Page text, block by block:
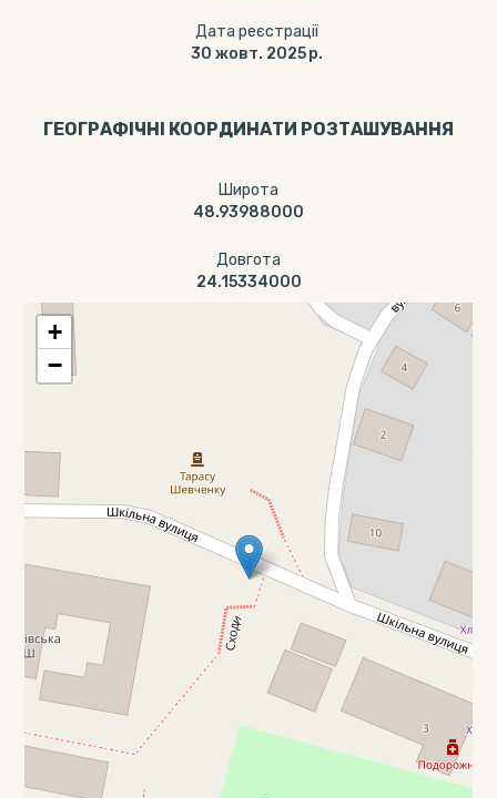
Дата реєстрації
30 жовт. 2025 р.
ГЕОГРАФІЧНІ КООРДИНАТИ РОЗТАШУВАННЯ
Широта
48.93988000
Довгота
24.15334000
+
−